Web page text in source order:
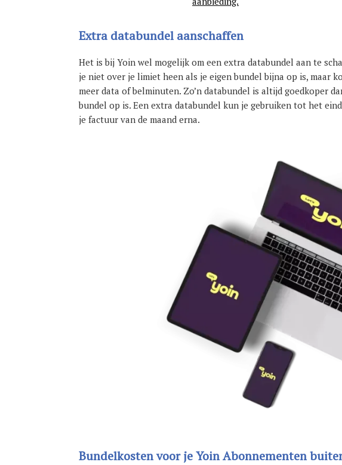
Extra databundel aanschaffen
Het is bij Yoin wel mogelijk om een extra databundel aan te
je niet over je limiet heen als je eigen bundel bijna op is, maar
meer data of belminuten. Zo’n databundel is altijd goedkoper
bundel op is. Een extra databundel kun je gebruiken tot het
je factuur van de maand erna.
Bundelkosten voor je Yoin Abonnementen